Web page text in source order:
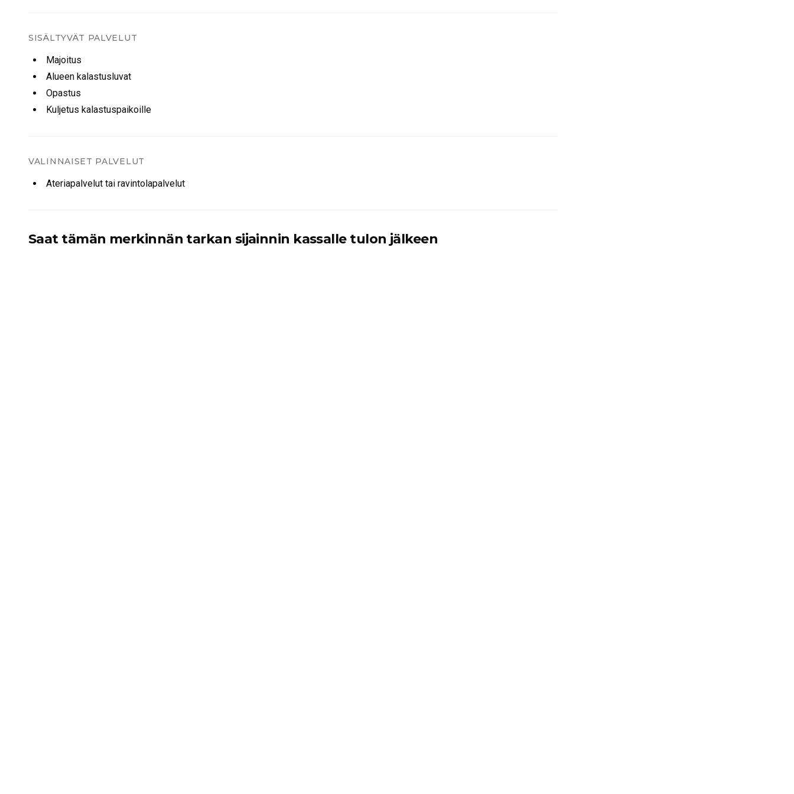
SISÄLTYVÄT PALVELUT
Majoitus
Alueen kalastusluvat
Opastus
Kuljetus kalastuspaikoille
VALINNAISET PALVELUT
Ateriapalvelut tai ravintolapalvelut
Saat tämän merkinnän tarkan sijainnin kassalle tulon jälkeen